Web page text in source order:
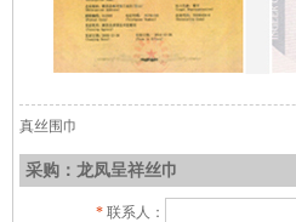
真丝围巾
采购：龙凤呈祥丝巾
* 联系人：